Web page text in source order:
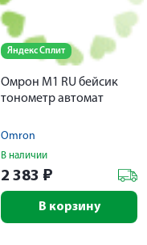
Яндекс Сплит
Омрон M1 RU бейсик
тонометр автомат
Omron
В наличии
2 383 ₽
В корзину